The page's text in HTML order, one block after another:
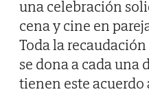
una celebración
cena y cine en
Toda la
se dona a cada una
tienen este acuerdo